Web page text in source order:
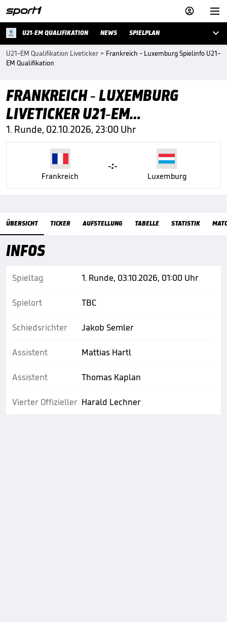


U21-EM QUALIFIKATION NEWS SPIELPLAN 
U21-EM Qualifikation Liveticker > Frankreich - Luxemburg Spielinfo U21-
EM Qualifikation
FRANKREICH - LUXEMBURG
LIVETICKER U21-EM
QUALIFIKATION
1. Runde, 02.10.2026, 23:00 Uhr
Frankreich
-:-
Luxemburg
ÜBERSICHT TICKER AUFSTELLUNG TABELLE STATISTIK
Übersicht
INFOS
Spieltag
Spielort
Schiedsrichter
Assistent
Assistent
Vierter Offizieller
1. Runde, 03.10.2026, 01:00 Uhr
TBC
Jakob Semler
Mattias Hartl
Thomas Kaplan
Harald Lechner